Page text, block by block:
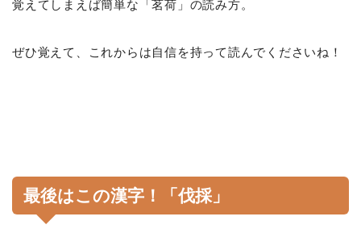
覚えてしまえば簡単な「茗荷」の読み方。
ぜひ覚えて、これからは自信を持って読んでくださいね！
最後はこの漢字！「伐採」